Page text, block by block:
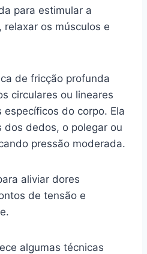
para estimular a
relaxar os músculos e
de fricção profunda
circulares ou lineares
do corpo. Ela
dos dedos, o polegar ou
pressão moderada.
aliviar dores
de tensão e
algumas técnicas